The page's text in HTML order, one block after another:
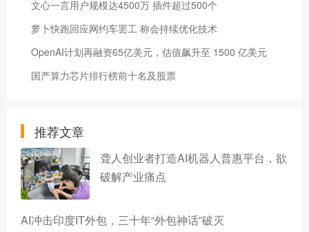
文心一言用户规模达4500万 插件超过500个
萝卜快跑回应网约车罢工 称会持续优化技术
OpenAI计划再融资65亿美元，估值飙升至 1500 亿美元
国产算力芯片排行榜前十名及股票
推荐文章
聋人创业者打造AI机器人普惠平台，欲
破解产业痛点
AI冲击印度IT外包，三十年“外包神话”破灭